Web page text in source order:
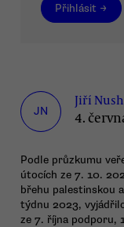
Přihlásit →
JN
Jiří
4.
Podle průzkumu
útocích ze 7. 10.
břehu palestinskou
týdnu 2023,
ze 7. října podporu,